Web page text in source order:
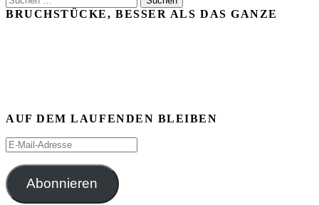
nach:
BRUCHSTÜCKE, BESSER ALS DAS GANZE
AUF DEM LAUFENDEN BLEIBEN
E-
Adresse
Abonnieren